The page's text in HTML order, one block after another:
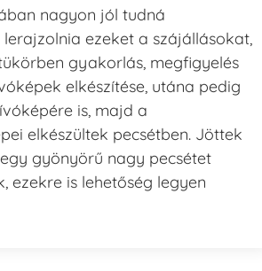
nagyon jól tudná
ezeket a szájállásokat,
gyakorlás, megfigyelés
elkészítése, utána pedig
is, majd a
elkészültek pecsétben. Jöttek
gyönyörű nagy pecsétet
ezekre is lehetőség legyen